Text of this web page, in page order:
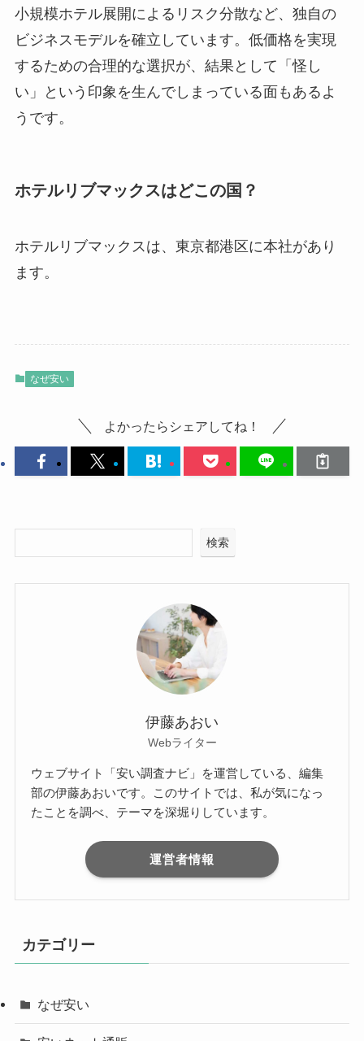
小規模ホテル展開によるリスク分散など、独自の
ビジネスモデルを確立しています。低価格を実現
するための合理的な選択が、結果として「怪し
い」という印象を生んでしまっている面もあるよ
うです。
ホテルリブマックスはどこの国？
ホテルリブマックスは、東京都港区に本社があり
ます。
なぜ安い
よかったらシェアしてね！
検索
伊藤あおい
Webライター
ウェブサイト「安い調査ナビ」を運営している、編集
部の伊藤あおいです。このサイトでは、私が気になっ
たことを調べ、テーマを深堀りしています。
運営者情報
カテゴリー
なぜ安い